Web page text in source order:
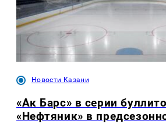
Новости Казани
«Ак Барс» в серии
«Нефтяник» в